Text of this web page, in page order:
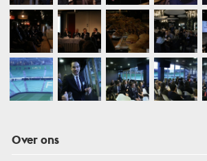
Over ons